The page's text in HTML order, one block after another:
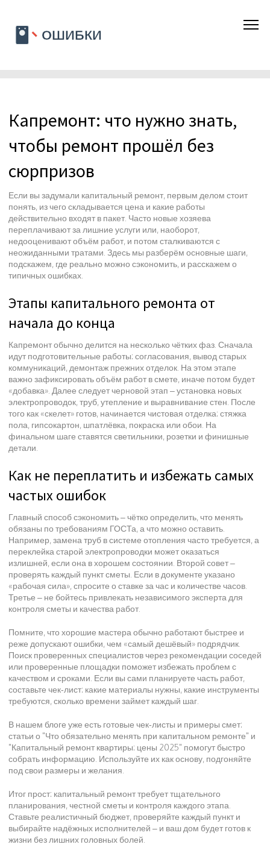
Капремонт: что нужно знать,
чтобы ремонт прошёл без
сюрпризов
Если вы задумали капитальный ремонт, первым делом стоит
понять, из чего складывается цена и какие работы
действительно входят в пакет. Часто новые хозяева
переплачивают за лишние услуги или, наоборот,
недооценивают объём работ, и потом сталкиваются с
неожиданными тратами. Здесь мы разберём основные шаги,
подскажем, где реально можно сэкономить, и расскажем о
типичных ошибках.
Этапы капитального ремонта от
начала до конца
Капремонт обычно делится на несколько чётких фаз. Сначала
идут подготовительные работы: согласования, вывод старых
коммуникаций, демонтаж прежних отделок. На этом этапе
важно зафиксировать объём работ в смете, иначе потом будет
«добавка». Далее следует черновой этап – установка новых
электропроводок, труб, утепление и выравнивание стен. После
того как «скелет» готов, начинается чистовая отделка: стяжка
пола, гипсокартон, шпатлёвка, покраска или обои. На
финальном шаге ставятся светильники, розетки и финишные
детали.
Как не переплатить и избежать самых
частых ошибок
Главный способ сэкономить – чётко определить, что менять
обязаны по требованиям ГОСТа, а что можно оставить.
Например, замена труб в системе отопления часто требуется, а
переклейка старой электропроводки может оказаться
излишней, если она в хорошем состоянии. Второй совет –
проверять каждый пункт сметы. Если в документе указано
«рабочая сила», спросите о ставке за час и количестве часов.
Третье – не бойтесь привлекать независимого эксперта для
контроля сметы и качества работ.
Помните, что хорошие мастера обычно работают быстрее и
реже допускают ошибки, чем «самый дешёвый» подрядчик.
Поиск проверенных специалистов через рекомендации соседей
или проверенные площадки поможет избежать проблем с
качеством и сроками. Если вы сами планируете часть работ,
составьте чек‑лист: какие материалы нужны, какие инструменты
требуются, сколько времени займет каждый шаг.
В нашем блоге уже есть готовые чек‑листы и примеры смет:
статьи о "Что обязательно менять при капитальном ремонте" и
"Капитальный ремонт квартиры: цены 2025" помогут быстро
собрать информацию. Используйте их как основу, подгоняйте
под свои размеры и желания.
Итог прост: капитальный ремонт требует тщательного
планирования, честной сметы и контроля каждого этапа.
Ставьте реалистичный бюджет, проверяйте каждый пункт и
выбирайте надёжных исполнителей – и ваш дом будет готов к
жизни без лишних головных болей.